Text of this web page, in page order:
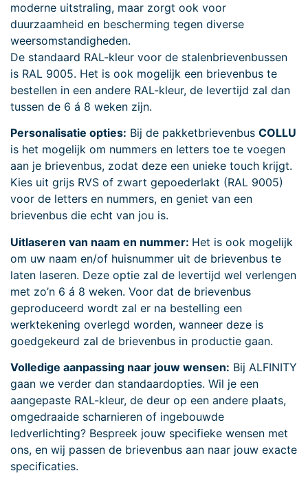
moderne uitstraling, maar zorgt ook voor
duurzaamheid en bescherming tegen diverse
weersomstandigheden.
De standaard RAL-kleur voor de stalenbrievenbussen
is RAL 9005. Het is ook mogelijk een brievenbus te
bestellen in een andere RAL-kleur, de levertijd zal dan
tussen de 6 á 8 weken zijn.
Personalisatie opties: Bij de pakketbrievenbus COLLU
is het mogelijk om nummers en letters toe te voegen
aan je brievenbus, zodat deze een unieke touch krijgt.
Kies uit grijs RVS of zwart gepoederlakt (RAL 9005)
voor de letters en nummers, en geniet van een
brievenbus die echt van jou is.
Uitlaseren van naam en nummer: Het is ook mogelijk
om uw naam en/of huisnummer uit de brievenbus te
laten laseren. Deze optie zal de levertijd wel verlengen
met zo’n 6 á 8 weken. Voor dat de brievenbus
geproduceerd wordt zal er na bestelling een
werktekening overlegd worden, wanneer deze is
goedgekeurd zal de brievenbus in productie gaan.
Volledige aanpassing naar jouw wensen: Bij ALFINITY
gaan we verder dan standaardopties. Wil je een
aangepaste RAL-kleur, de deur op een andere plaats,
omgedraaide scharnieren of ingebouwde
ledverlichting? Bespreek jouw specifieke wensen met
ons, en wij passen de brievenbus aan naar jouw exacte
specificaties.